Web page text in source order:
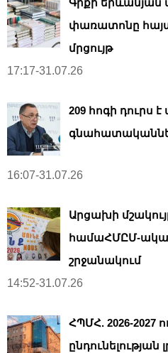
փառատոնը
մրցույթ
17:17-31.07.26
209 հոգի դուրս
16:07-31.07.26
Արցախի
համաՀՄԸՄ-
շրջանակում
14:52-31.07.26
ՀՊՄՀ. 2026-2027
ընդունելության